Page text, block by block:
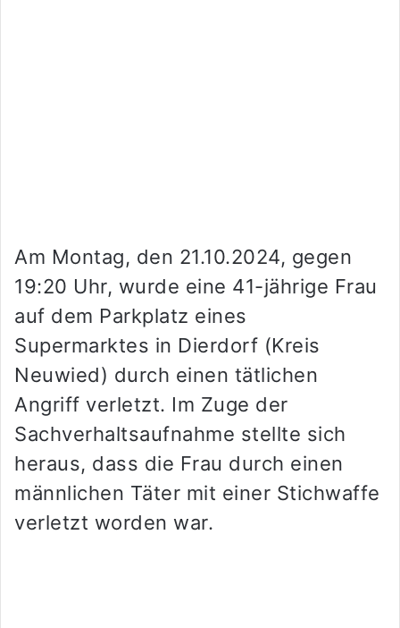
Am Montag, den 21.10.2024, gegen
19:20 Uhr, wurde eine 41-jährige Frau
auf dem Parkplatz eines
Supermarktes in Dierdorf (Kreis
Neuwied) durch einen tätlichen
Angriff verletzt. Im Zuge der
Sachverhaltsaufnahme stellte sich
heraus, dass die Frau durch einen
männlichen Täter mit einer Stichwaffe
verletzt worden war.